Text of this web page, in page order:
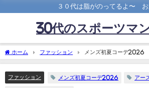
３０代は脂がのってるよ〜 お
30代のスポーツマ
ホーム ファッション メンズ初夏コーデ2026
ファッション メンズ初夏コーデ2026 アー